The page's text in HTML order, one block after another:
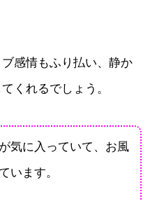
感情もふり払い、静か
くれるでしょう。
気に入っていて、お風
います。